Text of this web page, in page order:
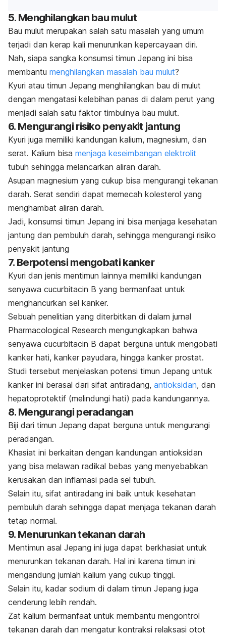
5. Menghilangkan bau mulut
Bau mulut merupakan salah satu masalah yang umum
terjadi dan kerap kali menurunkan kepercayaan diri.
Nah, siapa sangka konsumsi timun Jepang ini bisa
membantu menghilangkan masalah bau mulut?
Kyuri atau timun Jepang menghilangkan bau di mulut
dengan mengatasi kelebihan panas di dalam perut yang
menjadi salah satu faktor timbulnya bau mulut.
6. Mengurangi risiko penyakit jantung
Kyuri juga memiliki kandungan kalium, magnesium, dan
serat. Kalium bisa menjaga keseimbangan elektrolit
tubuh sehingga melancarkan aliran darah.
Asupan magnesium yang cukup bisa mengurangi tekanan
darah. Serat sendiri dapat memecah kolesterol yang
menghambat aliran darah.
Jadi, konsumsi timun Jepang ini bisa menjaga kesehatan
jantung dan pembuluh darah, sehingga mengurangi risiko
penyakit jantung
7. Berpotensi mengobati kanker
Kyuri dan jenis mentimun lainnya memiliki kandungan
senyawa cucurbitacin B yang bermanfaat untuk
menghancurkan sel kanker.
Sebuah penelitian yang diterbitkan di dalam jurnal
Pharmacological Research mengungkapkan bahwa
senyawa cucurbitacin B dapat berguna untuk mengobati
kanker hati, kanker payudara, hingga kanker prostat.
Studi tersebut menjelaskan potensi timun Jepang untuk
kanker ini berasal dari sifat antiradang, antioksidan, dan
hepatoprotektif (melindungi hati) pada kandungannya.
8. Mengurangi peradangan
Biji dari timun Jepang dapat berguna untuk mengurangi
peradangan.
Khasiat ini berkaitan dengan kandungan antioksidan
yang bisa melawan radikal bebas yang menyebabkan
kerusakan dan inflamasi pada sel tubuh.
Selain itu, sifat antiradang ini baik untuk kesehatan
pembuluh darah sehingga dapat menjaga tekanan darah
tetap normal.
9. Menurunkan tekanan darah
Mentimun asal Jepang ini juga dapat berkhasiat untuk
menurunkan tekanan darah. Hal ini karena timun ini
mengandung jumlah kalium yang cukup tinggi.
Selain itu, kadar sodium di dalam timun Jepang juga
cenderung lebih rendah.
Zat kalium bermanfaat untuk membantu mengontrol
tekanan darah dan mengatur kontraksi relaksasi otot